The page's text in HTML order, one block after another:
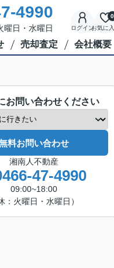
4990
日・水曜日 ログインお気に
0
売却査定 会社概要
お問い合わせください
料お問い合わせ
湘南人不動産
47-4990
09:00~18:00
：火曜日・水曜日）